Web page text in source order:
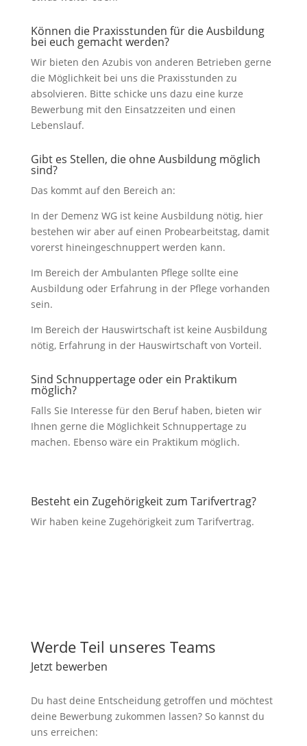
Können die Praxisstunden für die Ausbildung
bei euch gemacht werden?
Wir bieten den Azubis von anderen Betrieben gerne
die Möglichkeit bei uns die Praxisstunden zu
absolvieren. Bitte schicke uns dazu eine kurze
Bewerbung mit den Einsatzzeiten und einen
Lebenslauf.
Gibt es Stellen, die ohne Ausbildung möglich
sind?
Das kommt auf den Bereich an:
In der Demenz WG ist keine Ausbildung nötig, hier
bestehen wir aber auf einen Probearbeitstag, damit
vorerst hineingeschnuppert werden kann.
Im Bereich der Ambulanten Pflege sollte eine
Ausbildung oder Erfahrung in der Pflege vorhanden
sein.
Im Bereich der Hauswirtschaft ist keine Ausbildung
nötig, Erfahrung in der Hauswirtschaft von Vorteil.
Sind Schnuppertage oder ein Praktikum
möglich?
Falls Sie Interesse für den Beruf haben, bieten wir
Ihnen gerne die Möglichkeit Schnuppertage zu
machen. Ebenso wäre ein Praktikum möglich.
Besteht ein Zugehörigkeit zum Tarifvertrag?
Wir haben keine Zugehörigkeit zum Tarifvertrag.
Werde Teil unseres Teams
Jetzt bewerben
Du hast deine Entscheidung getroffen und möchtest
deine Bewerbung zukommen lassen? So kannst du
uns erreichen: